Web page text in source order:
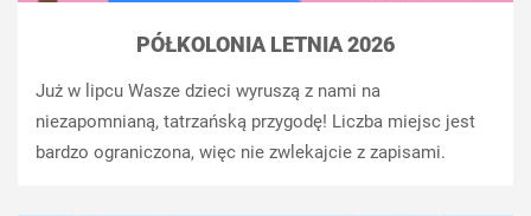
PÓŁKOLONIA LETNIA 2026
Już w lipcu Wasze dzieci wyruszą z nami na
niezapomnianą, tatrzańską przygodę! Liczba miejsc jest
bardzo ograniczona, więc nie zwlekajcie z zapisami.